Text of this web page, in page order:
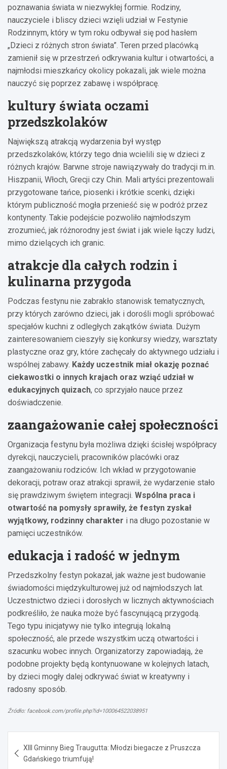
poznawania świata w niezwykłej formie. Rodziny,
nauczyciele i bliscy dzieci wzięli udział w Festynie
Rodzinnym, który w tym roku odbywał się pod hasłem
„Dzieci z różnych stron świata”. Teren przed placówką
zamienił się w przestrzeń odkrywania kultur i otwartości, a
najmłodsi mieszkańcy okolicy pokazali, jak wiele można
nauczyć się poprzez zabawę i współpracę.
kultury świata oczami
przedszkolaków
Największą atrakcją wydarzenia był występ
przedszkolaków, którzy tego dnia wcielili się w dzieci z
różnych krajów. Barwne stroje nawiązywały do tradycji m.in.
Hiszpanii, Włoch, Grecji czy Chin. Mali artyści prezentowali
przygotowane tańce, piosenki i krótkie scenki, dzięki
którym publiczność mogła przenieść się w podróż przez
kontynenty. Takie podejście pozwoliło najmłodszym
zrozumieć, jak różnorodny jest świat i jak wiele łączy ludzi,
mimo dzielących ich granic.
atrakcje dla całych rodzin i
kulinarna przygoda
Podczas festynu nie zabrakło stanowisk tematycznych,
przy których zarówno dzieci, jak i dorośli mogli spróbować
specjałów kuchni z odległych zakątków świata. Dużym
zainteresowaniem cieszyły się konkursy wiedzy, warsztaty
plastyczne oraz gry, które zachęcały do aktywnego udziału i
wspólnej zabawy. Każdy uczestnik miał okazję poznać
ciekawostki o innych krajach oraz wziąć udział w
edukacyjnych quizach, co sprzyjało nauce przez
doświadczenie.
zaangażowanie całej społeczności
Organizacja festynu była możliwa dzięki ścisłej współpracy
dyrekcji, nauczycieli, pracowników placówki oraz
zaangażowaniu rodziców. Ich wkład w przygotowanie
dekoracji, potraw oraz atrakcji sprawił, że wydarzenie stało
się prawdziwym świętem integracji. Wspólna praca i
otwartość na pomysły sprawiły, że festyn zyskał
wyjątkowy, rodzinny charakter i na długo pozostanie w
pamięci uczestników.
edukacja i radość w jednym
Przedszkolny festyn pokazał, jak ważne jest budowanie
świadomości międzykulturowej już od najmłodszych lat.
Uczestnictwo dzieci i dorosłych w licznych aktywnościach
podkreśliło, że nauka może być fascynującą przygodą.
Tego typu inicjatywy nie tylko integrują lokalną
społeczność, ale przede wszystkim uczą otwartości i
szacunku wobec innych. Organizatorzy zapowiadają, że
podobne projekty będą kontynuowane w kolejnych latach,
by dzieci mogły dalej odkrywać świat w kreatywny i
radosny sposób.
Źródło: facebook.com/profile.php?id=100064522038951
wpisu
XIII Gminny Bieg Traugutta: Młodzi biegacze z Pruszcza
Gdańskiego triumfują!